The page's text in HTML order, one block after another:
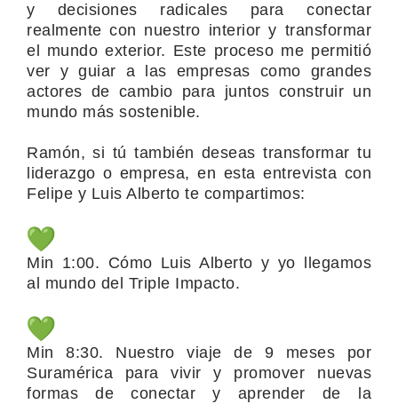
y decisiones radicales para conectar
realmente con nuestro interior y transformar
el mundo exterior. Este proceso me permitió
ver y guiar a las empresas como grandes
actores de cambio para juntos construir un
mundo más sostenible.
Ramón, si tú también deseas transformar tu
liderazgo o empresa, en esta entrevista con
Felipe y Luis Alberto te compartimos:
Min 1:00. Cómo Luis Alberto y yo llegamos
al mundo del Triple Impacto.
Min 8:30. Nuestro viaje de 9 meses por
Suramérica para vivir y promover nuevas
formas de conectar y aprender de la